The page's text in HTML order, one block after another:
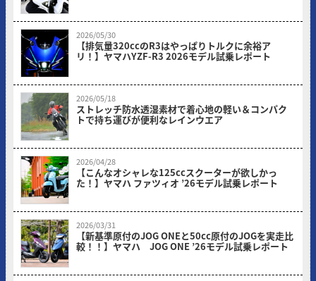
2026/05/30
【排気量320ccのR3はやっぱりトルクに余裕ア
リ！】ヤマハYZF-R3 2026モデル試乗レポート
2026/05/18
ストレッチ防水透湿素材で着心地の軽い＆コンパク
トで持ち運びが便利なレインウエア
2026/04/28
【こんなオシャレな125ccスクーターが欲しかっ
た！】ヤマハ ファツィオ ’26モデル試乗レポート
2026/03/31
【新基準原付のJOG ONEと50cc原付のJOGを実走比
較！！】ヤマハ JOG ONE ’26モデル試乗レポート